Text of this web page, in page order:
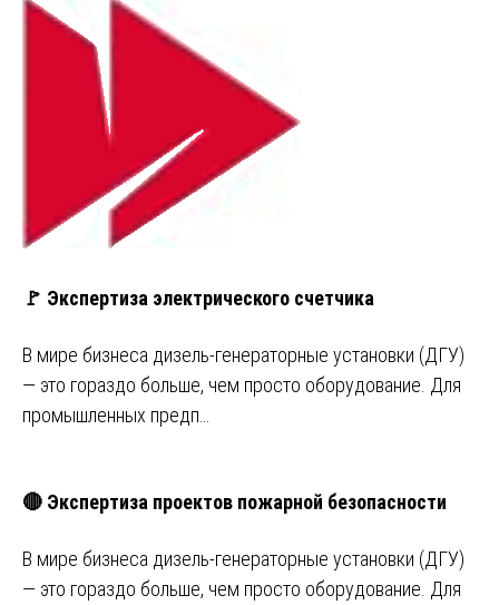
🚩 Экспертиза электрического счетчика
В мире бизнеса дизель-генераторные установки (ДГУ)
— это гораздо больше, чем просто оборудование. Для
промышленных предп…
🔴 Экспертиза проектов пожарной безопасности
В мире бизнеса дизель-генераторные установки (ДГУ)
— это гораздо больше, чем просто оборудование. Для